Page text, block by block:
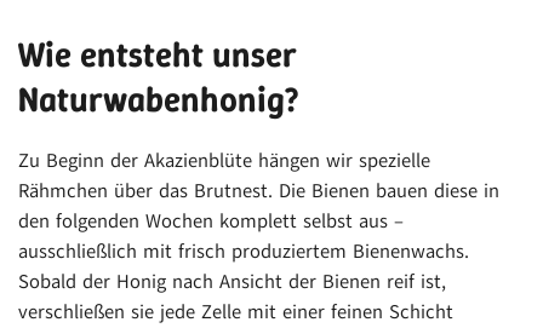
Wie entsteht unser
Naturwabenhonig?
Zu Beginn der Akazienblüte hängen wir spezielle
Rähmchen über das Brutnest. Die Bienen bauen diese in
den folgenden Wochen komplett selbst aus –
ausschließlich mit frisch produziertem Bienenwachs.
Sobald der Honig nach Ansicht der Bienen reif ist,
verschließen sie jede Zelle mit einer feinen Schicht